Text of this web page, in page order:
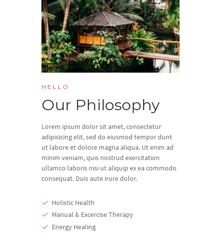
H E L L O
Our Philosophy
Lorem ipsum dolor sit amet, consectetur
adipisicing elit, sed do eiusmod tempor dunt
ut labore et dolore magna aliqua. Ut enim ad
minim veniam, quis nostrud exercitation
ullamco laboris nisi ut aliquip ex ea commodo
consequat. Duis aute irure dolor.
Holistic Health
Manual & Excercise Therapy
Energy Healing